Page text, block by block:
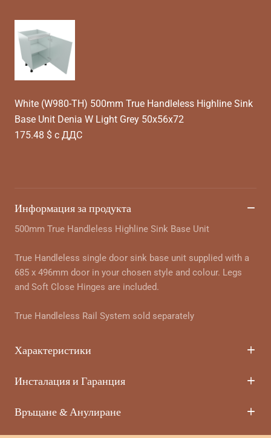
White (W980-TH) 500mm True Handleless Highline Sink
Base Unit Denia W Light Grey 50x56x72
175.48 $ с ДДС
Информация за продукта
500mm True Handleless Highline Sink Base Unit
True Handleless single door sink base unit supplied with a
685 x 496mm door in your chosen style and colour. Legs
and Soft Close Hinges are included.
True Handleless Rail System sold separately
Характеристики
Инсталация и Гаранция
Връщане & Анулиране